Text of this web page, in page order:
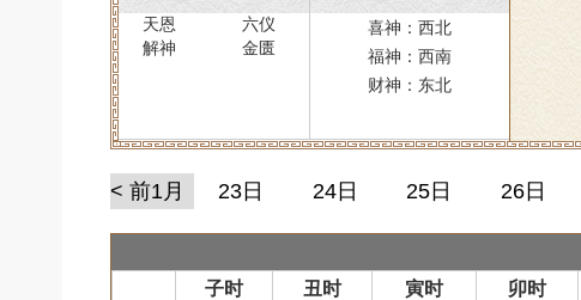
天恩
六仪
解神
金匮
喜神：西北
福神：西南
财神：东北
< 前1月 23日 24日 25日 26日
子时 丑时 寅时 卯时